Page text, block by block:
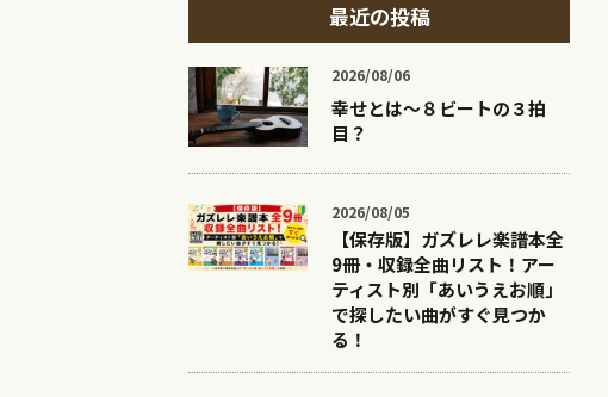
最近の投稿
2026/08/06
幸せとは〜８ビートの３拍
目？
2026/08/05
【保存版】ガズレレ楽譜本全
9冊・収録全曲リスト！アー
ティスト別「あいうえお順」
で探したい曲がすぐ見つか
る！